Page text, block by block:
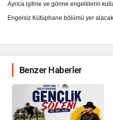
Ayrıca işitme ve görme engellilerin
Engelsiz Kütüphane bölümü yer
Benzer Haberler